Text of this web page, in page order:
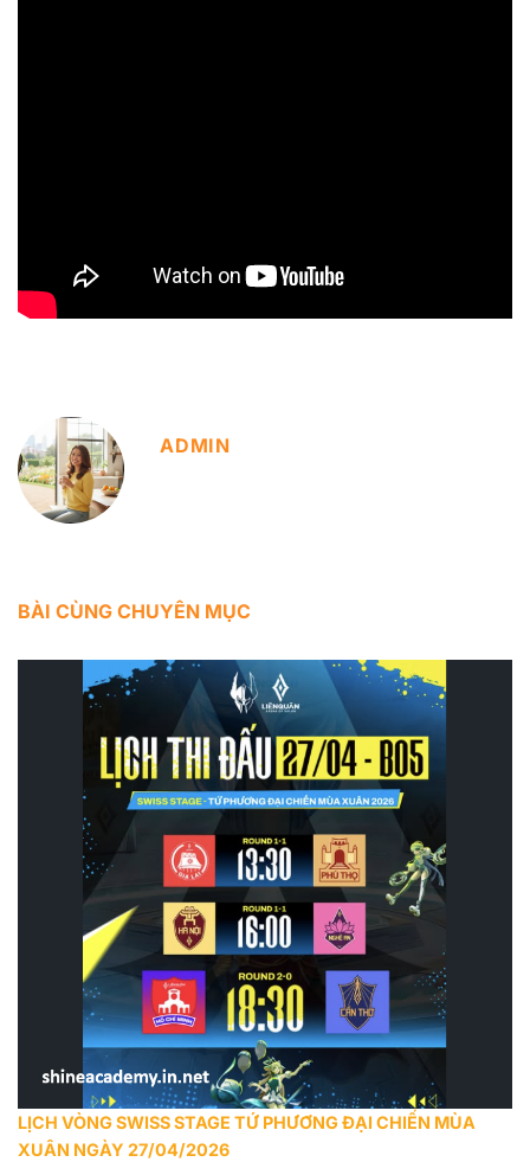
ADMIN
BÀI CÙNG CHUYÊN MỤC
LỊCH VÒNG SWISS STAGE TỨ PHƯƠNG ĐẠI CHIẾN MÙA
XUÂN NGÀY 27/04/2026